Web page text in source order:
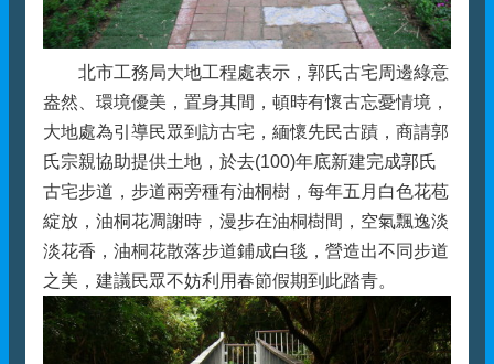
北市工務局大地工程處表示，郭氏古宅周邊綠意
盎然、環境優美，置身其間，頓時有懷古忘憂情境，
大地處為引導民眾到訪古宅，緬懷先民古蹟，商請郭
氏宗親協助提供土地，於去(100)年底新建完成郭氏
古宅步道，步道兩旁種有油桐樹，每年五月白色花苞
綻放，油桐花凋謝時，漫步在油桐樹間，空氣飄逸淡
淡花香，油桐花散落步道鋪成白毯，營造出不同步道
之美，建議民眾不妨利用春節假期到此踏青。